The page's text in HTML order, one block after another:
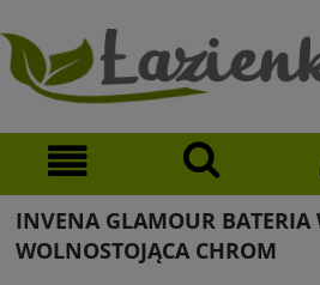
INVENA GLAMOUR
WOLNOSTOJĄCA CHROM